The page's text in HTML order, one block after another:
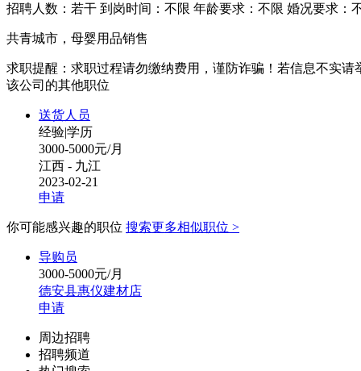
招聘人数：若干 到岗时间：不限 年龄要求：不限 婚况要求：
共青城市，母婴用品销售
求职提醒：求职过程请勿缴纳费用，谨防诈骗！若信息不实请
该公司的其他职位
送货人员
经验|学历
3000-5000元/月
江西 - 九江
2023-02-21
申请
你可能感兴趣的职位 搜索更多相似职位 >
导购员
3000-5000元/月
德安县惠仪建材店
申请
周边招聘
招聘频道